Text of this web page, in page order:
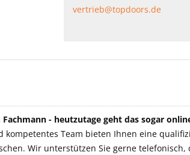
vertrieb@topdoors.de
- heutzutage geht das sogar
kompetentes Team bieten Ihnen eine
Wir unterstützen Sie gerne telefonisch,